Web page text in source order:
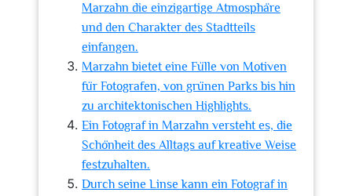
Marzahn die einzigartige Atmosphäre
und den Charakter des Stadtteils
einfangen.
Marzahn bietet eine Fülle von Motiven
für Fotografen, von grünen Parks bis hin
zu architektonischen Highlights.
Ein Fotograf in Marzahn versteht es, die
Schönheit des Alltags auf kreative Weise
festzuhalten.
Durch seine Linse kann ein Fotograf in